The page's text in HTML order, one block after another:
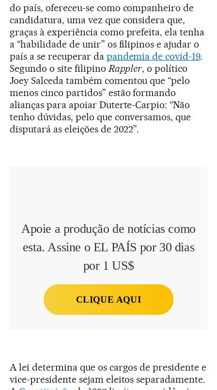
do país, ofereceu-se como companheiro de
candidatura, uma vez que considera que,
graças à experiência como prefeita, ela tenha
a “habilidade de unir” os filipinos e ajudar o
país a se recuperar da pandemia de covid-19.
Segundo o site filipinoRappler, o político
Joey Salceda também comentou que “pelo
menos cinco partidos” estão formando
alianças para apoiar Duterte-Carpio: “Não
tenho dúvidas, pelo que conversamos, que
disputará as eleições de 2022”.
Apoie a produção de notícias como
esta. Assine o EL PAÍS por 30 dias
por 1 US$
CLIQUE AQUI
A lei determina que os cargos de presidente e
vice-presidente sejam eleitos separadamente.